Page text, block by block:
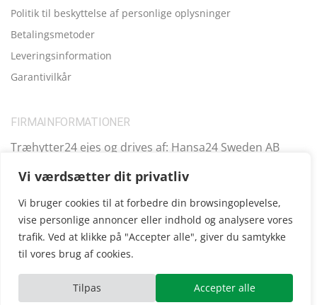
Vi værdsætter dit privatliv
Vi bruger cookies til at forbedre din browsingoplevelse,
vise personlige annoncer eller indhold og analysere vores
trafik. Ved at klikke på "Accepter alle", giver du samtykke
til vores brug af cookies.
Tilpas Accepter alle
Politik til beskyttelse af personlige oplysninger
Betalingsmetoder
Leveringsinformation
Garantivilkår
FIRMAINFORMATIONER
Træhytter24 ejes og drives af: Hansa24 Sweden AB
Kungsbro Strand 29, 112 26 Stockholm, Sverige.
Copyright © 2025Træhytter24, vi opererer også i følgende
andre lande: SE|FI|